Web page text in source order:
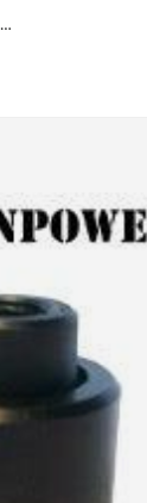
MAMMUTH Einsatz für Lochstanze Rund 20mm – PB0200R